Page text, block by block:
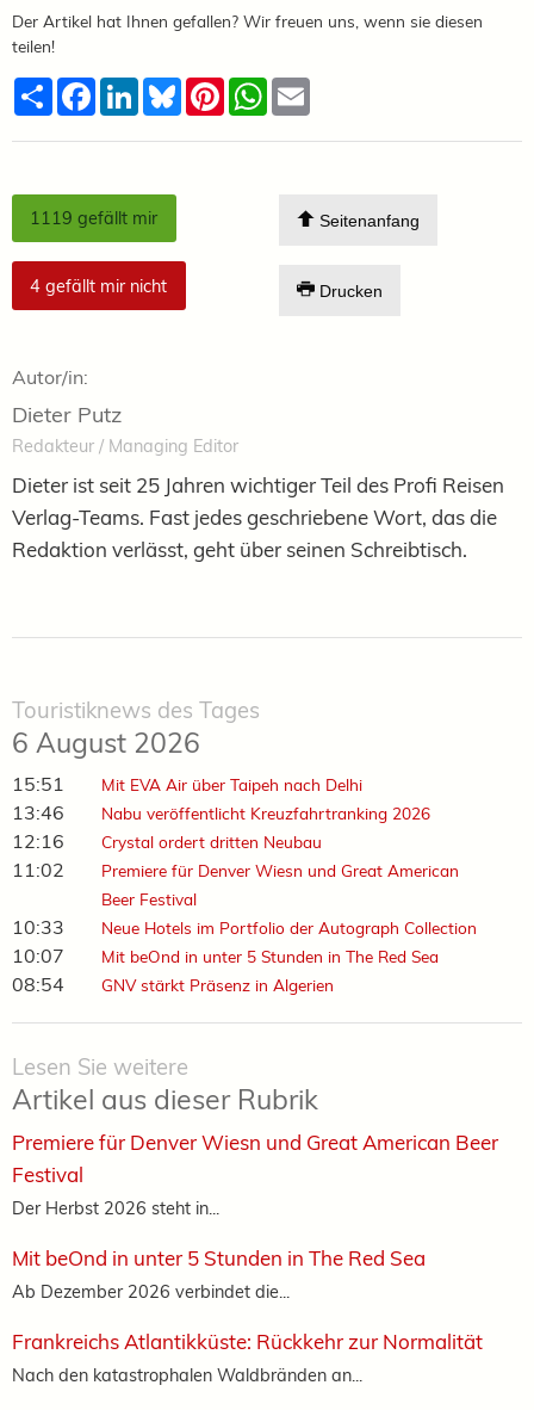
Der Artikel hat Ihnen gefallen? Wir freuen uns, wenn sie diesen
teilen!
TeilenFacebook
LinkedInBlueskyPinterestWhatsApp
1119 gefällt mir
4 gefällt mir nicht
Seitenanfang
Drucken
Autor/in:
Dieter Putz
Redakteur / Managing Editor
Dieter ist seit 25 Jahren wichtiger Teil des Profi Reisen
Verlag-Teams. Fast jedes geschriebene Wort, das die
Redaktion verlässt, geht über seinen Schreibtisch.
Touristiknews des Tages
6 August 2026
15:51 Mit EVA Air über Taipeh nach Delhi
13:46 Nabu veröffentlicht Kreuzfahrtranking 2026
12:16 Crystal ordert dritten Neubau
11:02
Premiere für Denver Wiesn und Great American
Beer Festival
10:33 Neue Hotels im Portfolio der Autograph Collection
10:07 Mit beOnd in unter 5 Stunden in The Red Sea
08:54 GNV stärkt Präsenz in Algerien
Lesen Sie weitere
Artikel aus dieser Rubrik
Premiere für Denver Wiesn und Great American Beer
Festival
Der Herbst 2026 steht in...
Mit beOnd in unter 5 Stunden in The Red Sea
Ab Dezember 2026 verbindet die...
Frankreichs Atlantikküste: Rückkehr zur Normalität
Nach den katastrophalen Waldbränden an...